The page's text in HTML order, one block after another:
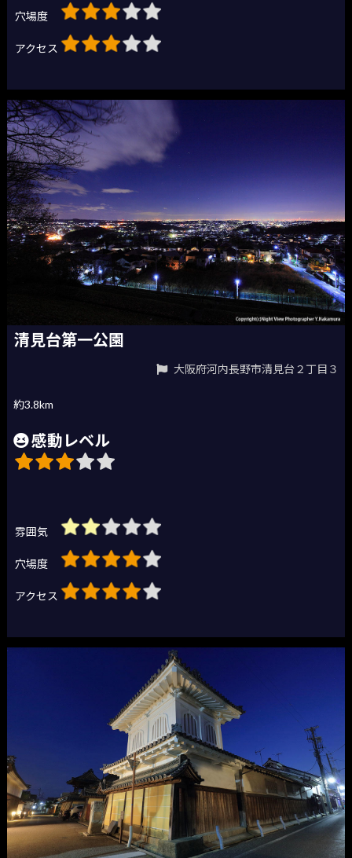
穴場度
アクセス
清見台第一公園
大阪府河内長野市清見台２丁目３
約3.8km
感動レベル
雰囲気
穴場度
アクセス